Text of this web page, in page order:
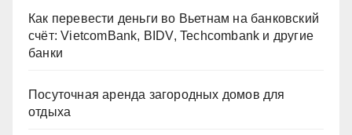
Как перевести деньги во Вьетнам на банковский
счёт: VietcomBank, BIDV, Techcombank и другие
банки
Посуточная аренда загородных домов для
отдыха